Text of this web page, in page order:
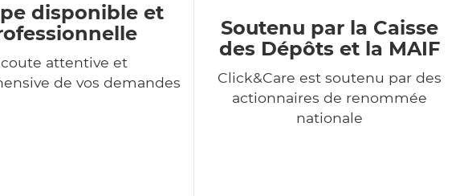
disponible et
attentive et
de vos demandes
Soutenu par la Caisse
des Dépôts et la MAIF
Click&Care est soutenu par des
actionnaires de renommée
nationale